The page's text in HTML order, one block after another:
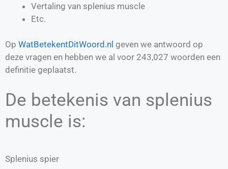
Vertaling van splenius muscle
Etc.
Op WatBetekentDitWoord.nl geven we antwoord op
deze vragen en hebben we al voor 243,027 woorden een
definitie geplaatst.
De betekenis van splenius
muscle is:
Splenius spier